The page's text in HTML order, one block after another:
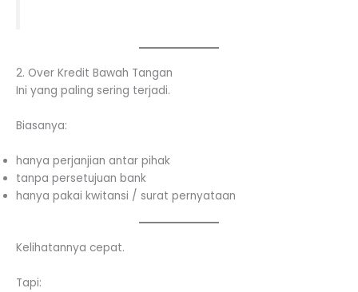
2. Over Kredit Bawah Tangan
Ini yang paling sering terjadi.
Biasanya:
hanya perjanjian antar pihak
tanpa persetujuan bank
hanya pakai kwitansi / surat pernyataan
Kelihatannya cepat.
Tapi: